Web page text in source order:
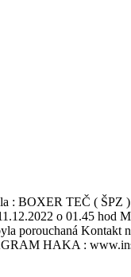
: BOXER TEČ ( ŠPZ
o 01.45 hod
porouchaná Kontakt
HAKA :